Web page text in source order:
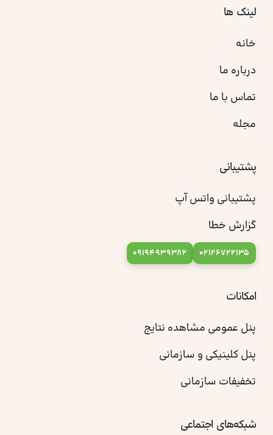
لینک ها
خانه
درباره ما
تماس با ما
مجله
پشتیبانی
پشتیبانی واتس آپ
گزارش خطا
02126722135
09194939382
امکانات
پنل عمومی مشاهده نتایج
پنل کلینیکی و سازمانی
تخفیفات سازمانی
شبکه‌های اجتماعی